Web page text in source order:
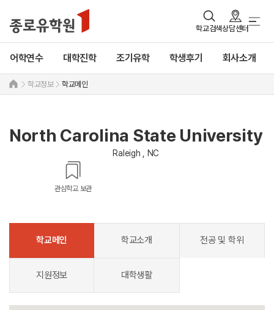
학교검색상담센터
어학연수 대학진학 조기유학 학생후기 회사소개
학교정보 학교메인
North Carolina State University
Raleigh , NC
관심학교 보관
학교메인 학교소개 전공 및 학위
지원정보 대학생활